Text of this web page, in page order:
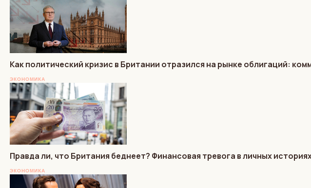
Как политический кризис в Британии отразился на рынке облигаций:
ЭКОНОМИКА
Правда ли, что Британия беднеет? Финансовая тревога в личных
ЭКОНОМИКА